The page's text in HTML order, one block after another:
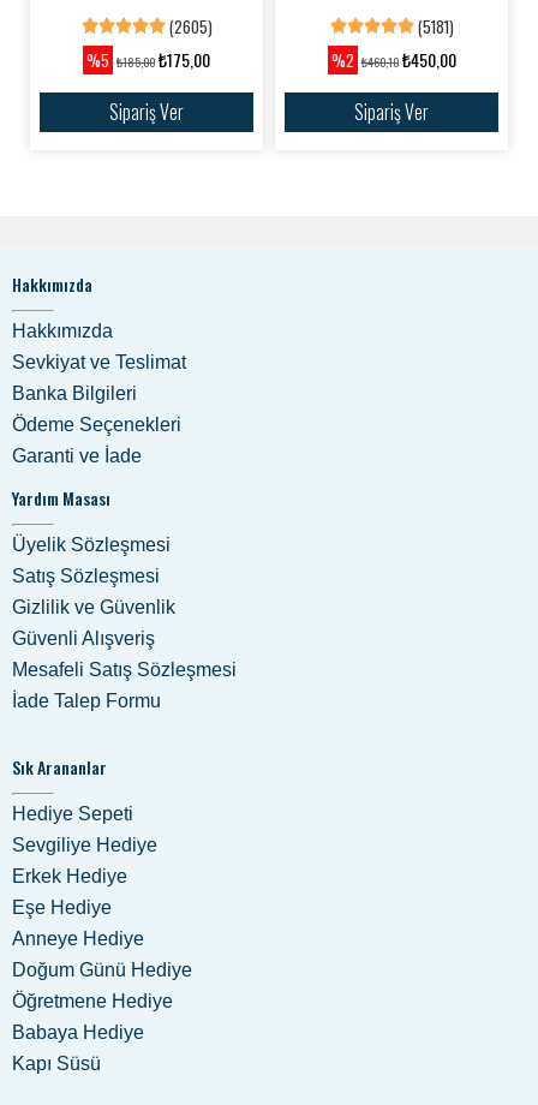
(2605)
%5 ₺185,00 ₺175,00
Sipariş Ver
(5181)
%2 ₺460,10₺450,00
Sipariş Ver
Hakkımızda
Hakkımızda
Sevkiyat ve Teslimat
Banka Bilgileri
Ödeme Seçenekleri
Garanti ve İade
Yardım Masası
Üyelik Sözleşmesi
Satış Sözleşmesi
Gizlilik ve Güvenlik
Güvenli Alışveriş
Mesafeli Satış Sözleşmesi
İade Talep Formu
Sık Arananlar
Hediye Sepeti
Sevgiliye Hediye
Erkek Hediye
Eşe Hediye
Anneye Hediye
Doğum Günü Hediye
Öğretmene Hediye
Babaya Hediye
Kapı Süsü